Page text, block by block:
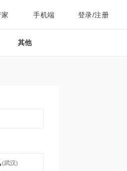
手机端 登录/注册
其他
(武汉)